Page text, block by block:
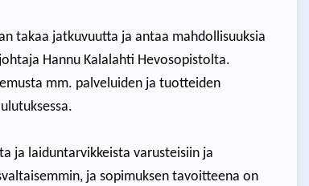
takaa jatkuvuutta ja antaa mahdollisuuksia
Hannu Kalalahti Hevosopistolta.
mm. palveluiden ja tuotteiden
ja laiduntarvikkeista varusteisiin ja
ja sopimuksen tavoitteena on